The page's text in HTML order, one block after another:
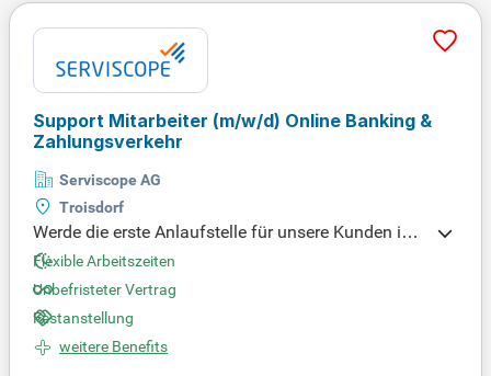
Augenhöhe entstehen und weiter ausgebaut werde
n. Voraussetzungen sind ein betriebswirtschaftlich
es oder IT-nahes Studium sowie eine bankfachlich
e Qualifikation.
Support Mitarbeiter (m/w/d) Online Banking &
Zahlungsverkehr
Serviscope AG
Troisdorf
Werde die erste Anlaufstelle für unsere Kunden im
Online-Banking! Unterstütze sie telefonisch bei tec
hnischen Fragen und überprüfe die Legitimation de
r Anrufer, während du ihre Probleme im elektronisc
hen Zahlungsverkehr lösungsorientiert begleitest.
Flexible Arbeitszeiten
Unbefristeter Vertrag
Festanstellung
weitere Benefits